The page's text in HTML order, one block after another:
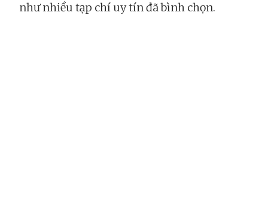
như nhiều tạp chí uy tín đã bình chọn.